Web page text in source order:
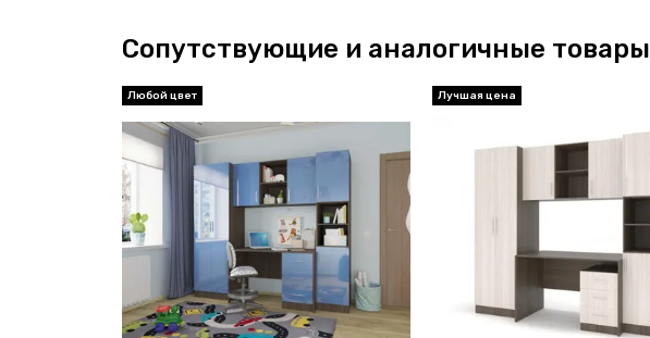
Сопутствующие и аналогичные товары